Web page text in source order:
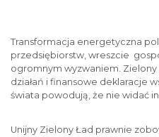
Transformacja energetyczna
przedsiębiorstw, wreszcie
ogromnym wyzwaniem. Zielony
działań i finansowe deklaracje
świata powodują, że nie widać
Unijny Zielony Ład prawnie